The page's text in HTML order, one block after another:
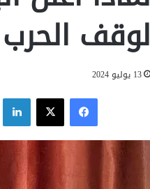
لوقف
13 يوليو 2024
فيسبوك ‫X